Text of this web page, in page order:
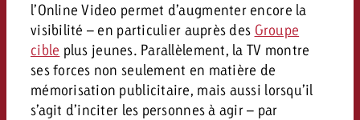
l’Online Video permet d’augmenter encore la
visibilité – en particulier auprès des Groupe
cible plus jeunes. Parallèlement, la TV montre
ses forces non seulement en matière de
mémorisation publicitaire, mais aussi lorsqu’il
s’agit d’inciter les personnes à agir – par